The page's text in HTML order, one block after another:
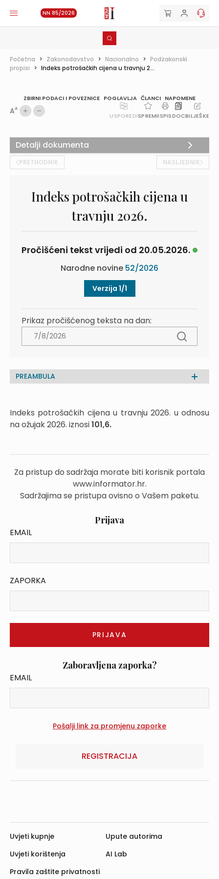
NN 85/2026
Početna > Zakonodavstvo > Nacionalno > Podzakonski
propisi > Indeks potrošačkih cijena u travnju 2...
ZBIRNI PODACI I POVEZNICE POGLAVLJA ČLANCI NAPOMENE
AA
USPOREDISPREMIISPISDOCBILJEŠKE
PRETHODNIK NASLJEDNIK
Indeks potrošačkih cijena u
travnju 2026.
Pročišćeni tekst vrijedi od 20.05.2026.
Narodne novine 52/2026
Verzija 1/1
Prikaz pročišćenog teksta na dan:
PREAMBULA
Indeks potrošačkih cijena u travnju 2026. u odnosu
na ožujak 2026. iznosi101,6.
Za pristup do sadržaja morate biti korisnik portala
www.informator.hr.
Sadržajima se pristupa ovisno o Vašem paketu.
Prijava
EMAIL
ZAPORKA
Zaboravljena zaporka?
EMAIL
REGISTRACIJA
Detalji dokumenta
Uvjeti kupnje
Uvjeti korištenja
Pravila zaštite privatnosti
Upute autorima
AI Lab